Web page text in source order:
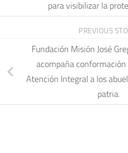
para visibilizar la
PREVIOUS
Fundación Misión José
acompaña conformación
Atención Integral a los
patria.